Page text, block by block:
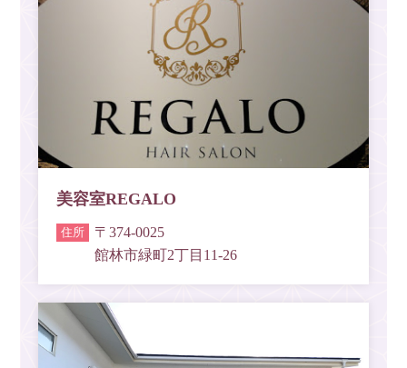
美容室REGALO
〒374-0025
館林市緑町2丁目11-26